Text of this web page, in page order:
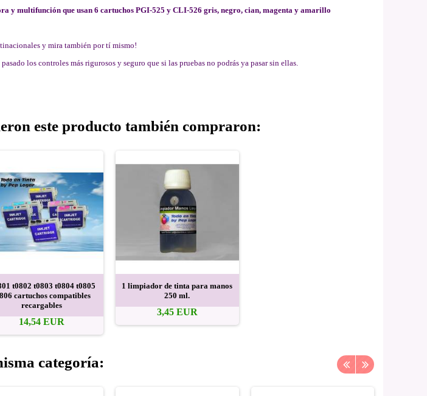
y multifunción que usan 6 cartuchos PGI-525 y CLI-526 gris, negro, cian, magenta y amarillo
y mira también por tí mismo!
los controles más rigurosos y seguro que si las pruebas no podrás ya pasar sin ellas.
este producto también compraron:
t0802 t0803 t0804 t0805
cartuchos compatibles
recargables
14,54 EUR
1 limpiador de tinta para manos
250 ml.
3,45 EUR
categoría: